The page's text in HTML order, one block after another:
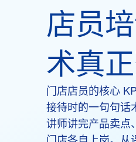
店员
术真
门店店员的核心
接待时的一句句话
讲师讲完产品卖点